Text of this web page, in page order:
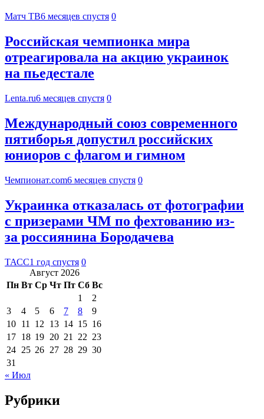
Матч ТВ6 месяцев спустя 0
Российская чемпионка мира
отреагировала на акцию украинок
на пьедестале
Lenta.ru6 месяцев спустя 0
Международный союз современного
пятиборья допустил российских
юниоров с флагом и гимном
Чемпионат.com6 месяцев спустя 0
Украинка отказалась от фотографии
с призерами ЧМ по фехтованию из-
за россиянина Бородачева
ТАСС1 год спустя 0
Август 2026
Пн Вт Ср Чт Пт Сб Вс
1
2
3
4 5 6 7 8
9
10 11 12 13 14 15 16
17 18 19 20 21 22 23
24 25 26 27 28 29 30
31
« Июл
Рубрики